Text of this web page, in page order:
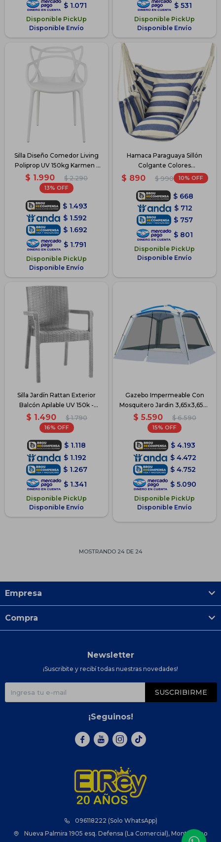
$ 1.071
Disponible PickUp
Disponible Envío
$ 531
Disponible PickUp
Disponible Envío
Silla Diseño Comedor Living
Poliprop UV 150kg Karmen -
Blanco
$ 1.990 $ 2.290
13
$ 1.493
$ 1.592
$ 1.692
$ 1.791
Disponible PickUp
Disponible Envío
Hamaca Paraguaya Sillón
Colgante Colores
C/Almohadón - Azul-Blanco
$ 890 $ 990 10
$ 668
$ 712
$ 757
$ 801
Disponible PickUp
Disponible Envío
Silla Jardín Rattan Exterior
Balcón Apilable UV 150k -
Blanco
$ 1.490 $ 1.790
16
$ 1.118
$ 1.192
$ 1.267
$ 1.341
Disponible PickUp
Disponible Envío
Gazebo Impermeable Con
Mosquitero Jardin 3,65x3,65m
- Blanco
$ 5.590 $ 6.590
15
$ 4.193
$ 4.472
$ 4.752
$ 5.090
Disponible PickUp
Disponible Envío
MOSTRANDO 24DE 24
096118222 (Solo WhatsApp)
Nueva Palmira 1905 esq. Defensa (La Comercial), Montevideo
Empresa
Compra
Newsletter
¡Suscribite y recibí todas nuestras novedades!
SUSCRIBIRME
¡Seguinos!
  